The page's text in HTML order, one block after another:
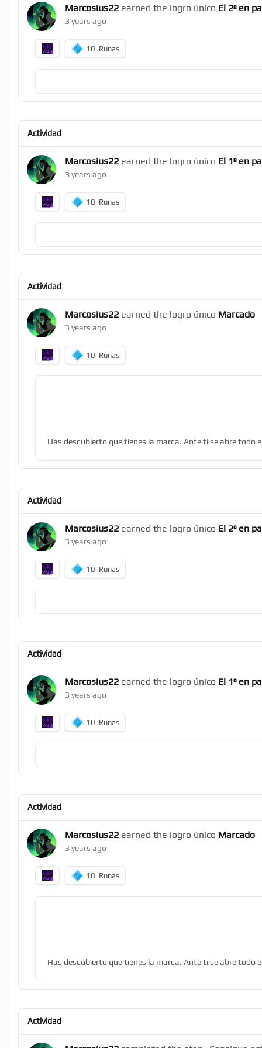
Marcosius22 earned the logro único El 2º en
3 years ago
10 Runas
Actividad
Marcosius22 earned the logro único El 1º en
3 years ago
10 Runas
Actividad
Marcosius22 earned the logro único Marcado
3 years ago
10 Runas
Has descubierto que tienes la marca. Ante ti se abre todo
Actividad
Marcosius22 earned the logro único El 2º en
3 years ago
10 Runas
Actividad
Marcosius22 earned the logro único El 1º en
3 years ago
10 Runas
Actividad
Marcosius22 earned the logro único Marcado
3 years ago
10 Runas
Has descubierto que tienes la marca. Ante ti se abre todo
Actividad